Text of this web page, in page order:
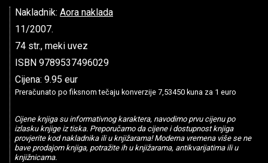
Nakladnik: Aora naklada
11/2007.
74 str., meki uvez
ISBN 9789537496029
Cijena: 9.95 eur
Preračunato po fiksnom tečaju konverzije 7,53450 kuna za 1 euro
Cijene knjiga su informativnog karaktera, navodimo prvu cijenu po
izlasku knjige iz tiska. Preporučamo da cijene i dostupnost knjiga
provjerite kod nakladnika ili u knjižarama! Moderna vremena više se ne
bave prodajom knjiga, potražite ih u knjižarama, antikvarijatima ili u
knjižnicama.